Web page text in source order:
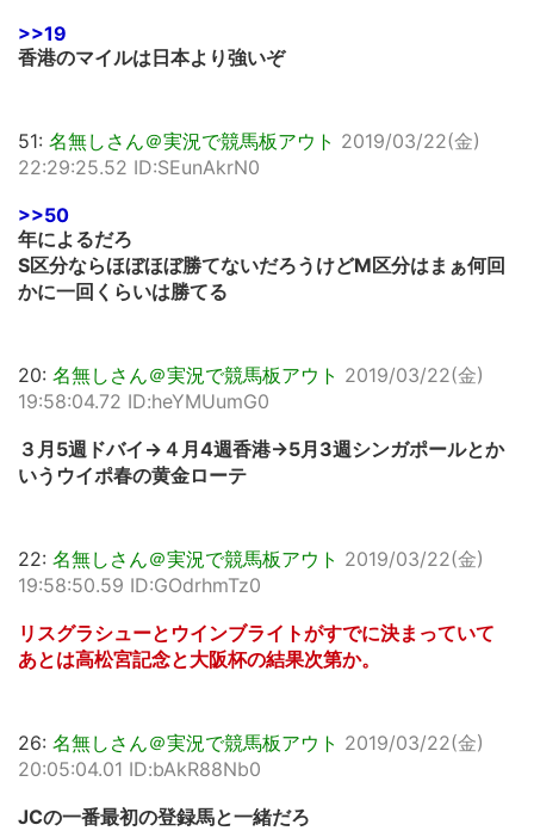
>>19
香港のマイルは日本より強いぞ
51: 名無しさん＠実況で競馬板アウト 2019/03/22(金)
22:29:25.52 ID:SEunAkrN0
>>50
年によるだろ
S区分ならほぼほぼ勝てないだろうけどM区分はまぁ何回
かに一回くらいは勝てる
20: 名無しさん＠実況で競馬板アウト 2019/03/22(金)
19:58:04.72 ID:heYMUumG0
３月5週ドバイ→４月4週香港→5月3週シンガポールとか
いうウイポ春の黄金ローテ
22: 名無しさん＠実況で競馬板アウト 2019/03/22(金)
19:58:50.59 ID:GOdrhmTz0
リスグラシューとウインブライトがすでに決まっていて
あとは高松宮記念と大阪杯の結果次第か。
26: 名無しさん＠実況で競馬板アウト 2019/03/22(金)
20:05:04.01 ID:bAkR88Nb0
JCの一番最初の登録馬と一緒だろ